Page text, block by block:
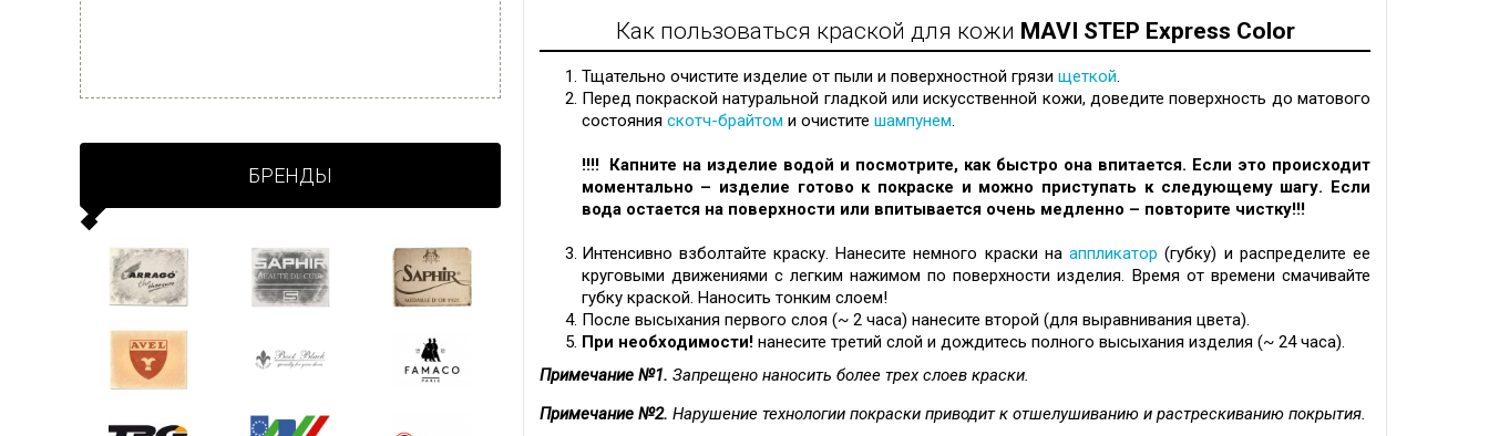
Как пользоваться краской для кожи MAVI STEP Express Color
Тщательно очистите изделие от пыли и поверхностной грязи щеткой.
Перед покраской натуральной гладкой или искусственной кожи, доведите поверхность до матового
состояния скотч-брайтом и очистите шампунем.
!!!! Капните на изделие водой и посмотрите, как быстро она впитается. Если это происходит
моментально – изделие готово к покраске и можно приступать к следующему шагу. Если
вода остается на поверхности или впитывается очень медленно – повторите чистку!!!
Интенсивно взболтайте краску. Нанесите немного краски на аппликатор (губку) и распределите ее
круговыми движениями с легким нажимом по поверхности изделия. Время от времени смачивайте
губку краской. Наносить тонким слоем!
После высыхания первого слоя (~ 2 часа) нанесите второй (для выравнивания цвета).
При необходимости! нанесите третий слой и дождитесь полного высыхания изделия (~ 24 часа).
Примечание №1. Запрещено наносить более трех слоев краски.
Примечание №2. Нарушение технологии покраски приводит к отшелушиванию и растрескиванию покрытия.
БРЕНДЫ